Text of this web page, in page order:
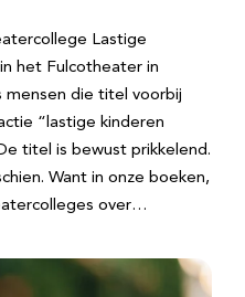
Lastige
het Fulcotheater in
mensen die titel voorbij
“lastige kinderen
titel is bewust prikkelend.
Want in onze boeken,
over…